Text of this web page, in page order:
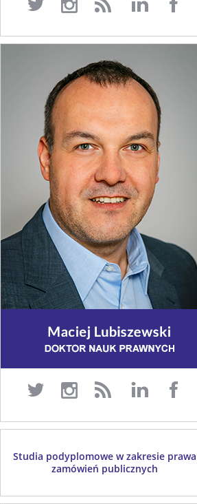
Studia podyplomowe w zakresie prawa
zamówień publicznych